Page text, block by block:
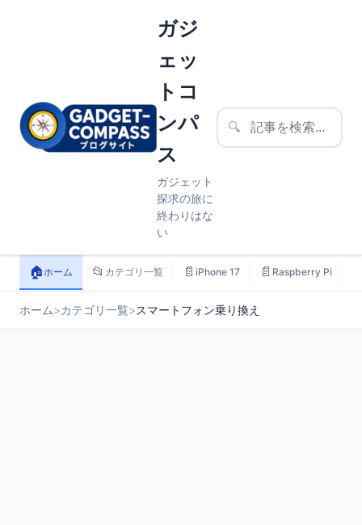
ガジ
ェッ
トコ
ンパ
ス
ガジェット
探求の旅に
終わりはな
い
🔍
🏠ホーム 📂 カテゴリ一覧 📄 iPhone 17 📄 Raspberry Pi
ホーム>カテゴリ一覧>スマートフォン乗り換え